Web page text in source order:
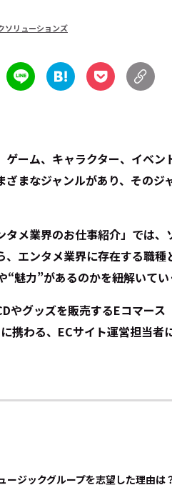
ソリューションズ
ゲーム、キャラクター、イベ
ざまなジャンルがあり、その
タメ業界のお仕事紹介」では
、エンタメ業界に存在する職
“魅力”があるのかを紐解いてい
やグッズを販売するEコマー
携わる、ECサイト運営担当者
ージックグループを志望した理由は